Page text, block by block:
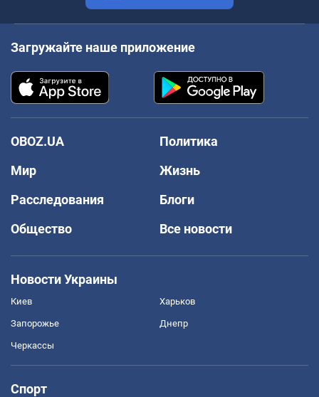
Загружайте наше приложение
OBOZ.UA
Политика
Мир
Жизнь
Расследования
Блоги
Общество
Все новости
Новости Украины
Киев Харьков
Запорожье Днепр
Черкассы
Спорт